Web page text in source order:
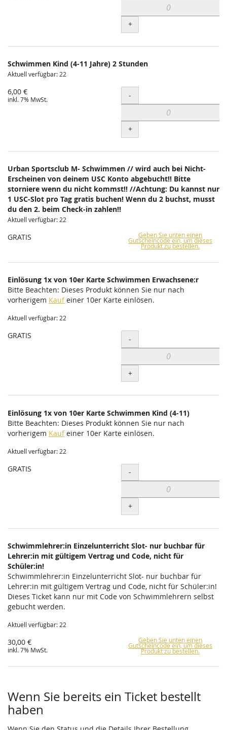
+
Schwimmen Kind (4-11 Jahre) 2 Stunden
Aktuell verfügbar: 22
6,00 €
inkl. 7% MwSt. Menge
-
+
Urban Sportsclub M- Schwimmen // wird auch bei Nicht-
Erscheinen von deinem USC Konto abgebucht!! Bitte
storniere wenn du nicht kommst!! //Achtung: Du kannst nur
1 USC-Slot pro Tag gratis buchen! Wenn du 2 buchst, musst
du den 2. beim Check-in zahlen!!
Aktuell verfügbar: 22
GRATIS Geben Sie unten einen
Gutscheincode ein, um dieses
Produkt zu bestellen.
Einlösung 1x von 10er Karte Schwimmen Erwachsene:r
Bitte Beachten: Dieses Produkt können Sie nur nach
vorherigem Kaufeiner 10er Karte einlösen.
Aktuell verfügbar: 22
GRATIS Menge
-
+
Einlösung 1x von 10er Karte Schwimmen Kind (4-11)
Bitte Beachten: Dieses Produkt können Sie nur nach
vorherigem Kaufeiner 10er Karte einlösen.
Aktuell verfügbar: 22
GRATIS Menge
-
+
Schwimmlehrer:in Einzelunterricht Slot- nur buchbar für
Lehrer:in mit gültigem Vertrag und Code, nicht für
Schüler:in!
Schwimmlehrer:in Einzelunterricht Slot- nur buchbar für
Lehrer:in mit gültigem Vertrag und Code, nicht für Schüler:in!
Dieses Ticket kann nur mit Code von Schwimmlehrern selbst
gebucht werden.
Aktuell verfügbar: 22
30,00 €
inkl. 7% MwSt.
Geben Sie unten einen
Gutscheincode ein, um dieses
Produkt zu bestellen.
Wenn Sie bereits ein Ticket bestellt
haben